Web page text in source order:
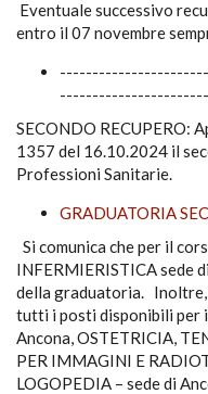
Eventuale successivo
entro il 07 novembre
SECONDO RECUPERO:
1357 del 16.10.2024 il
Professioni Sanitarie.
GRADUATORIA
Si comunica che per il
INFERMIERISTICA sede
della graduatoria. Inoltre,
tutti i posti disponibili per
Ancona, OSTETRICIA,
PER IMMAGINI E
LOGOPEDIA – sede di